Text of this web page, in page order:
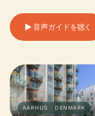
音声ガイドを聴く
AARHUS · DENMARK